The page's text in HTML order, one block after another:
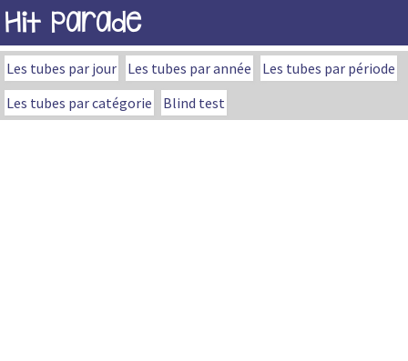
Hit Parade
Les tubes par jour Les tubes par année
Les tubes par période
Les tubes par catégorie
Blind test